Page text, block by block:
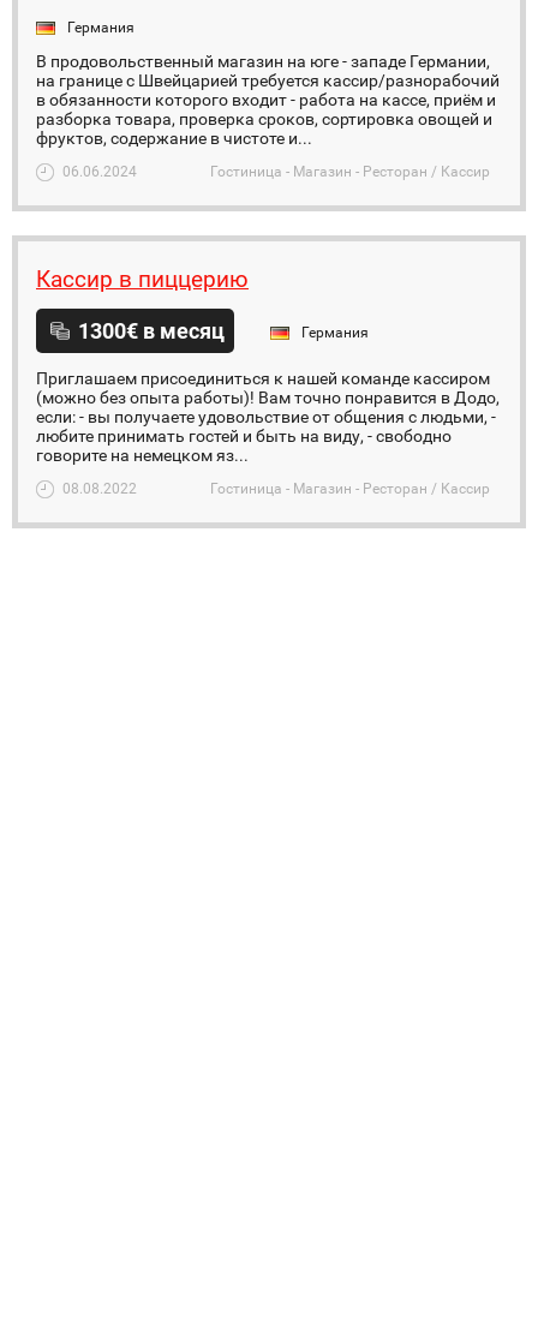
Германия
В продовольственный магазин на юге - западе Германии,
на границе с Швейцарией требуется кассир/разнорабочий
в обязанности которого входит - работа на кассе, приём и
разборка товара, проверка сроков, сортировка овощей и
фруктов, содержание в чистоте и...
06.06.2024 Гостиница - Магазин - Ресторан / Кассир
Кассир в пиццерию
1300€ в месяц Германия
Приглашаем присоединиться к нашей команде кассиром
(можно без опыта работы)! Вам точно понравится в Додо,
если: - вы получаете удовольствие от общения с людьми, -
любите принимать гостей и быть на виду, - свободно
говорите на немецком яз...
08.08.2022 Гостиница - Магазин - Ресторан / Кассир